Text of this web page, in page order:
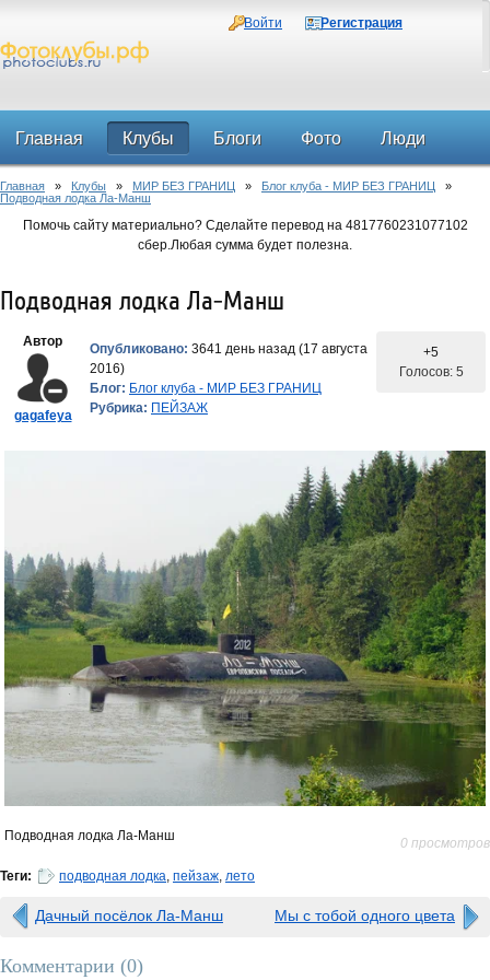
Войти Регистрация
Главная Клубы Блоги Фото Люди
Форум
Главная » Клубы » МИР БЕЗ ГРАНИЦ » Блог клуба - МИР БЕЗ ГРАНИЦ »
Подводная лодка Ла-Манш
Помочь сайту материально? Сделайте перевод на 4817760231077102
сбер.Любая сумма будет полезна.
Подводная лодка Ла-Манш
Автор
gagafeya
Опубликовано: 3641 день назад (17 августа
2016)
Блог: Блог клуба - МИР БЕЗ ГРАНИЦ
Рубрика: ПЕЙЗАЖ
+5
Голосов: 5
Подводная лодка Ла-Манш 0 просмотров
Теги: подводная лодка пейзаж лето
Дачный посёлок Ла-Манш Мы с тобой одного цвета
Комментарии (0)